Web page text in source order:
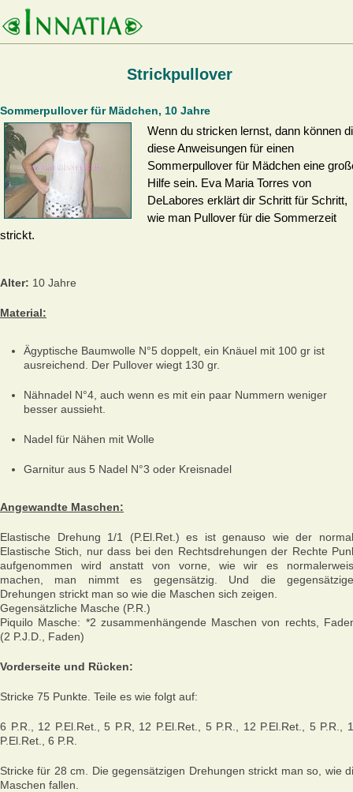
Strickpullover
Sommerpullover für Mädchen, 10 Jahre
Wenn du stricken lernst, dann können
diese Anweisungen für einen
Sommerpullover für Mädchen eine
Hilfe sein. Eva Maria Torres von
DeLabores erklärt dir Schritt für Schritt,
wie man Pullover für die Sommerzeit
strickt.
Alter: 10 Jahre
Material:
Ägyptische Baumwolle N°5 doppelt, ein Knäuel mit 100 gr ist
ausreichend. Der Pullover wiegt 130 gr.
Nähnadel N°4, auch wenn es mit ein paar Nummern weniger
besser aussieht.
Nadel für Nähen mit Wolle
Garnitur aus 5 Nadel N°3 oder Kreisnadel
Angewandte Maschen:
Elastische Drehung 1/1 (P.El.Ret.) es ist genauso wie der
Elastische Stich, nur dass bei den Rechtsdrehungen der Rechte
aufgenommen wird anstatt von vorne, wie wir es
machen, man nimmt es gegensätzig. Und die
Drehungen strickt man so wie die Maschen sich zeigen.
Gegensätzliche Masche (P.R.)
Piquilo Masche: *2 zusammenhängende Maschen von rechts,
(2 P.J.D., Faden)
Vorderseite und Rücken:
Stricke 75 Punkte. Teile es wie folgt auf:
6 P.R., 12 P.El.Ret., 5 P.R, 12 P.El.Ret., 5 P.R., 12 P.El.Ret., 5 P.R.,
P.El.Ret., 6 P.R.
Stricke für 28 cm. Die gegensätzigen Drehungen strickt man so, wie
Maschen fallen.